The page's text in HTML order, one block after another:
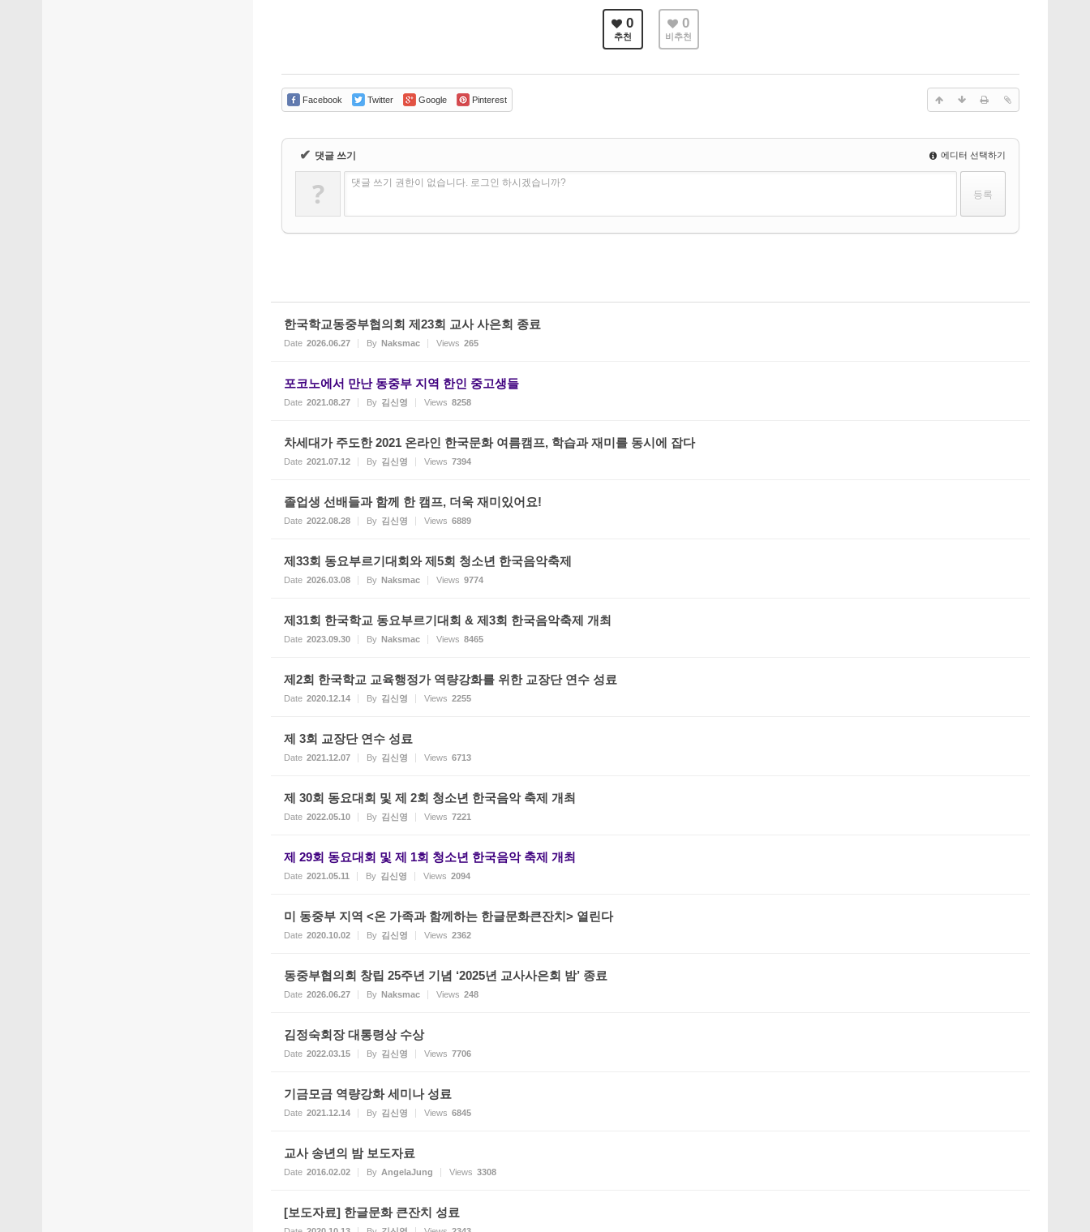
0
추천
0
비추천
Facebook Twitter Google Pinterest
✔ 댓글 쓰기 에디터 선택하기
? 댓글 쓰기 권한이 없습니다. 로그인 하시겠습니까?
한국학교동중부협의회 제23회 교사 사은회 종료
Date 2026.06.27 By Naksmac Views 265
포코노에서 만난 동중부 지역 한인 중고생들
Date 2021.08.27 By 김신영 Views 8258
차세대가 주도한 2021 온라인 한국문화 여름캠프, 학습과 재미를 동시에 잡다
Date 2021.07.12 By 김신영 Views 7394
졸업생 선배들과 함께 한 캠프, 더욱 재미있어요!
Date 2022.08.28 By 김신영 Views 6889
제33회 동요부르기대회와 제5회 청소년 한국음악축제
Date 2026.03.08 By Naksmac Views 9774
제31회 한국학교 동요부르기대회 & 제3회 한국음악축제 개최
Date 2023.09.30 By Naksmac Views 8465
제2회 한국학교 교육행정가 역량강화를 위한 교장단 연수 성료
Date 2020.12.14 By 김신영 Views 2255
제 3회 교장단 연수 성료
Date 2021.12.07 By 김신영 Views 6713
제 30회 동요대회 및 제 2회 청소년 한국음악 축제 개최
Date 2022.05.10 By 김신영 Views 7221
제 29회 동요대회 및 제 1회 청소년 한국음악 축제 개최
Date 2021.05.11 By 김신영 Views 2094
미 동중부 지역 <온 가족과 함께하는 한글문화큰잔치> 열린다
Date 2020.10.02 By 김신영 Views 2362
동중부협의회 창립 25주년 기념 ‘2025년 교사사은회 밤’ 종료
Date 2026.06.27 By Naksmac Views 248
김정숙회장 대통령상 수상
Date 2022.03.15 By 김신영 Views 7706
기금모금 역량강화 세미나 성료
Date 2021.12.14 By 김신영 Views 6845
교사 송년의 밤 보도자료
Date 2016.02.02 By AngelaJung Views 3308
[보도자료] 한글문화 큰잔치 성료